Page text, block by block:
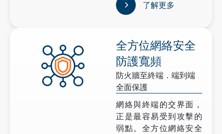
了解更多
全方位網絡安全
防護寬頻
防火牆至終端．端到端
全面保護
網絡與終端的交界面，
正是最容易受到攻擊的
弱點。全方位網絡安全